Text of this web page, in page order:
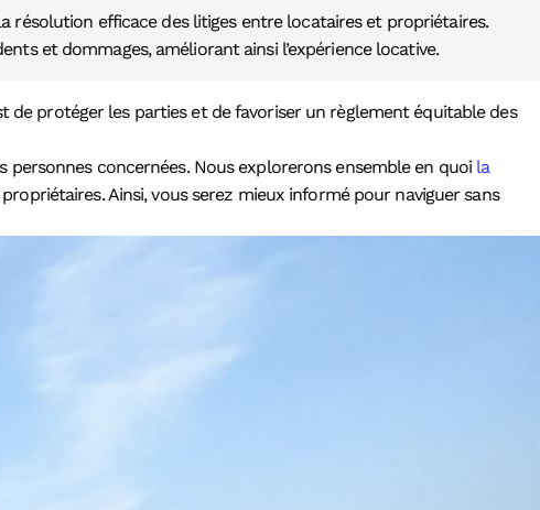
résolution efficace des litiges entre locataires et propriétaires.
et dommages, améliorant ainsi l’expérience locative.
de protéger les parties et de favoriser un règlement équitable des
concernées. Nous explorerons ensemble en quoi la
Ainsi, vous serez mieux informé pour naviguer sans